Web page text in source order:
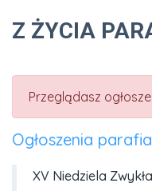
Z ŻYCIA
Przeglądasz
Ogłoszenia
XV Niedziela Zwykła